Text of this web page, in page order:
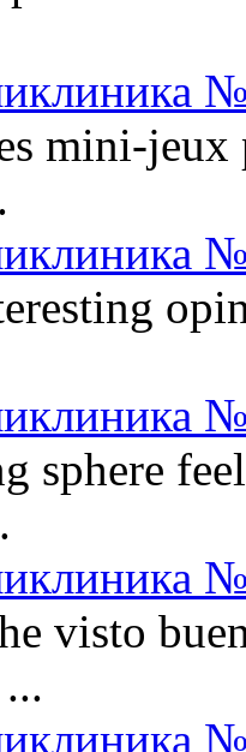
mini-jeux
sphere
visto